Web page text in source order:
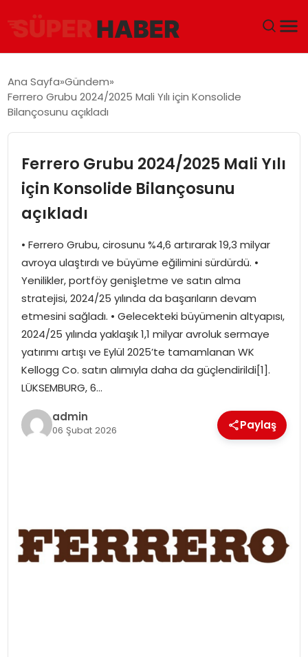
EKONOMI
MAGAZIN
SAĞLIK
SIYASET
SPOR
TEKNOLOJI
YAŞAM
Ana Sayfa Gündem
Ferrero Grubu 2024/2025 Mali Yılı için Konsolide
Bilançosunu açıkladı
Ferrero Grubu 2024/2025 Mali Yılı
için Konsolide Bilançosunu
açıkladı
• Ferrero Grubu, cirosunu %4,6 artırarak 19,3 milyar
avroya ulaştırdı ve büyüme eğilimini sürdürdü. •
Yenilikler, portföy genişletme ve satın alma
stratejisi, 2024/25 yılında da başarıların devam
etmesini sağladı. • Gelecekteki büyümenin altyapısı,
2024/25 yılında yaklaşık 1,1 milyar avroluk sermaye
yatırımı artışı ve Eylül 2025’te tamamlanan WK
Kellogg Co. satın alımıyla daha da güçlendirildi[1].
LÜKSEMBURG, 6…
admin
06 Şubat 2026 Paylaş